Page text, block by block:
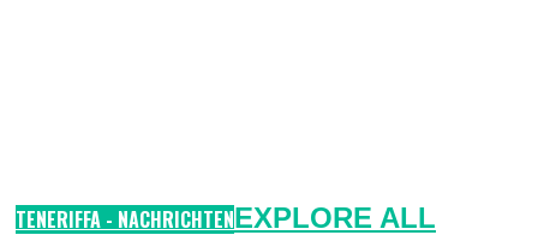
TENERIFFA - NACHRICHTENEXPLORE ALL